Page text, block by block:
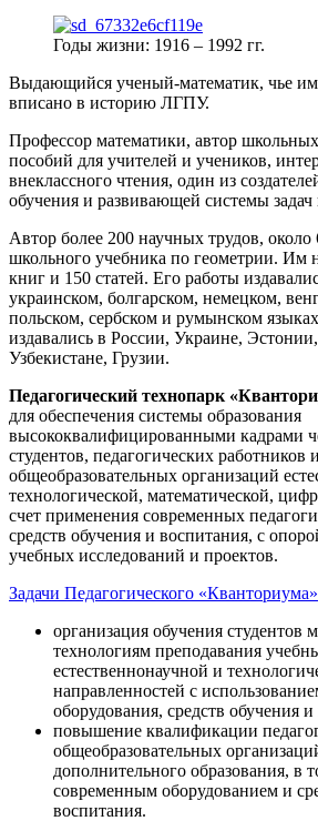
Годы жизни: 1916 – 1992 гг.
Выдающийся ученый-математик, чье
вписано в историю ЛГПУ.
Профессор математики, автор
пособий для учителей и учеников,
внеклассного чтения, один из
обучения и развивающей системы задач
Автор более 200 научных трудов,
школьного учебника по геометрии. Им
книг и 150 статей. Его работы
украинском, болгарском, немецком,
польском, сербском и румынском
издавались в России, Украине,
Узбекистане, Грузии.
Педагогический технопарк
для обеспечения системы образования
высококвалифицированными кадрами
студентов, педагогических работников
общеобразовательных организаций
технологической, математической,
счет применения современных
средств обучения и воспитания, с
учебных исследований и проектов.
Задачи Педагогического «Кванториума»
организация обучения студентов
технологиям преподавания
естественнонаучной и
направленностей с
оборудования, средств обучения
повышение квалификации
общеобразовательных
дополнительного образования, в
современным оборудованием и
воспитания.